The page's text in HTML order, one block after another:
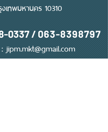
เทพมหานคร 10310
0337 / 063-8398797
jipm.mkt@gmail.com